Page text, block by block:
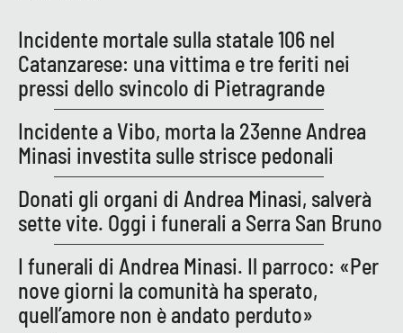
LaC OnAir
EDIZIONI
LOCALI
Catanzaro
Vibo Valentia
Reggio Calabria
Cosenza
Incidente mortale sulla statale 106 nel
Catanzarese: una vittima e tre feriti nei
pressi dello svincolo di Pietragrande
Incidente a Vibo, morta la 23enne Andrea
Minasi investita sulle strisce pedonali
Donati gli organi di Andrea Minasi, salverà
sette vite. Oggi i funerali a Serra San Bruno
I funerali di Andrea Minasi. Il parroco: «Per
nove giorni la comunità ha sperato,
quell’amore non è andato perduto»